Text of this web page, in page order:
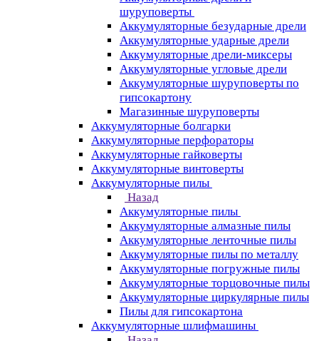
шуруповерты
Аккумуляторные безударные дрели
Аккумуляторные ударные дрели
Аккумуляторные дрели-миксеры
Аккумуляторные угловые дрели
Аккумуляторные шуруповерты по
гипсокартону
Магазинные шуруповерты
Аккумуляторные болгарки
Аккумуляторные перфораторы
Аккумуляторные гайковерты
Аккумуляторные винтоверты
Аккумуляторные пилы
Назад
Аккумуляторные пилы
Аккумуляторные алмазные пилы
Аккумуляторные ленточные пилы
Аккумуляторные пилы по металлу
Аккумуляторные погружные пилы
Аккумуляторные торцовочные пилы
Аккумуляторные циркулярные пилы
Пилы для гипсокартона
Аккумуляторные шлифмашины